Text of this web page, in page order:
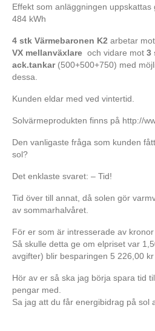
Effekt som anläggningen
484 kWh
4 stk Värmebaronen K2 arbetar
VX mellanväxlare och vidare mot 3
ack.tankar(500+500+750) med
dessa.
Kunden eldar med ved vintertid.
Solvärmeprodukten finns på http://
Den vanligaste fråga som kunden
sol?
Det enklaste svaret: – Tid!
Tid över till annat, då solen gör
av sommarhalvåret.
För er som är intresserade av
Så skulle detta ge om elpriset var
avgifter) blir besparingen 5 226,00
Hör av er så ska jag börja spara tid
pengar med.
Sa jag att du får energibidrag på sol